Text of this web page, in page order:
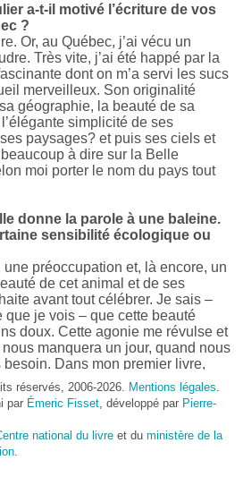
a-t-il motivé l’écriture de vos
?
Or, au Québec, j’ai vécu un
Très vite, j’ai été happé par la
dont on m’a servi les sucs
merveilleux. Son originalité
géographie, la beauté de sa
simplicité de ses
paysages? et puis ses ciels et
à dire sur la Belle
moi porter le nom du pays tout
donne la parole à une baleine.
sensibilité écologique ou
une préoccupation et, là encore, un
de cet animal et de ses
avant tout célébrer. Je sais –
que je vois – que cette beauté
doux. Cette agonie me révulse et
nous manquera un jour, quand nous
Dans mon premier livre,
dans la peau d’une bête. Outre
il me semble que cela peut
transmettre certains messages.
format des nouvelles plutôt
(décidément!) en lire !
réservés, 2006-2026. Mentions légales
par Émeric Fisset , développé par Pierre-
national du livre et du ministère de la